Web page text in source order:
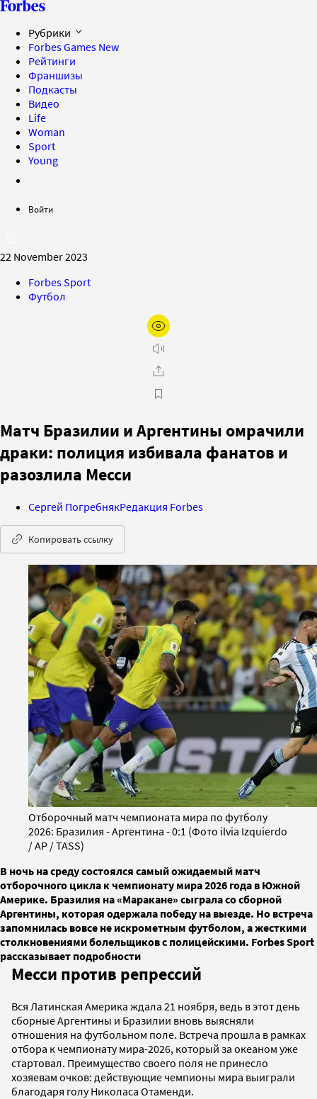
Рубрики
Forbes Games New
Рейтинги
Франшизы
Подкасты
Видео
Life
Woman
Sport
Young
Войти
22 November 2023
Forbes Sport
Футбол
Матч Бразилии и Аргентины омрачили
драки: полиция избивала фанатов и
разозлила Месси
Сергей ПогребнякРедакция Forbes
Копировать ссылку
Отборочный матч чемпионата мира по футболу
2026: Бразилия - Аргентина - 0:1 (Фото ilvia Izquierdo
/ AP / TASS)
В ночь на среду состоялся самый ожидаемый матч
отборочного цикла к чемпионату мира 2026 года в Южной
Америке. Бразилия на «Маракане» сыграла со сборной
Аргентины, которая одержала победу на выезде. Но встреча
запомнилась вовсе не искрометным футболом, а жесткими
столкновениями болельщиков с полицейскими. Forbes Sport
рассказывает подробности
Месси против репрессий
Вся Латинская Америка ждала 21 ноября, ведь в этот день
сборные Аргентины и Бразилии вновь выясняли
отношения на футбольном поле. Встреча прошла в рамках
отбора к чемпионату мира-2026, который за океаном уже
стартовал. Преимущество своего поля не принесло
хозяевам очков: действующие чемпионы мира выиграли
благодаря голу Николаса Отаменди.